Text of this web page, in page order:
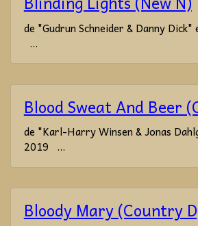
de "Gudrun Schneider & Danny
...
Blood Sweat And Beer
de "Karl-Harry Winsen & Jonas
2019 ...
Bloody Mary (Country